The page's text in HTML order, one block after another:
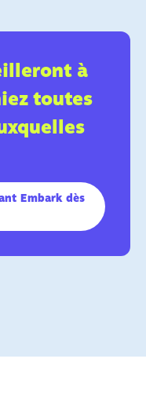
à
toutes
Embark dès